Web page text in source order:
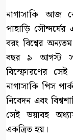
নাগাসাকি আজ
পাহাড়ি
বরং বিশ্বের
বছর ৯ আগস্ট
বিস্ফোরণের সেই
নাগাসাকি পিস
নিবেদন এবং
সেই ভয়াবহ
একত্রিত হয়।